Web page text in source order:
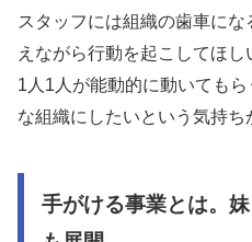
スタッフには組織の歯車に
えながら行動を起こしてほ
1人1人が能動的に動いても
な組織にしたいという気持ち
手がける事業とは。